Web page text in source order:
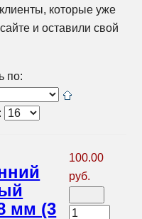
которые уже
и оставили свой
по:
мм (3
100.00
руб.